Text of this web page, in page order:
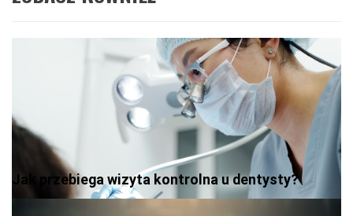
Jak przebiega wizyta kontrolna u dentysty?